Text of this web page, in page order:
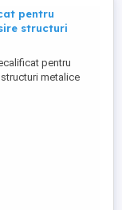
pentru
structuri
pentru
metalice
metalice) -
cat B -
ofera : -prime de